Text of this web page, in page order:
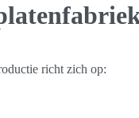
richt zich op: